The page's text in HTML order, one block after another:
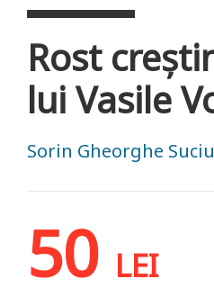
Rost
lui Vasile
Sorin Gheorghe Suciu
50 LEI